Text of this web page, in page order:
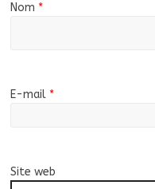
Nom *
E-mail *
Site web